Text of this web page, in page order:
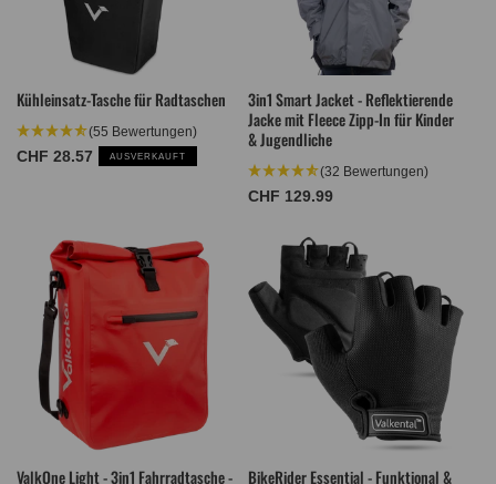
Kühleinsatz-Tasche für Radtaschen
(55 Bewertungen)
Normaler
CHF 28.57 AUSVERKAUFT
3in1 Smart Jacket - Reflektierende
Jacke mit Fleece Zipp-In für Kinder
& Jugendliche
(32 Bewertungen)
Normaler
CHF 129.99
ValkOne Light - 3in1 Fahrradtasche -
BikeRider Essential - Funktional &